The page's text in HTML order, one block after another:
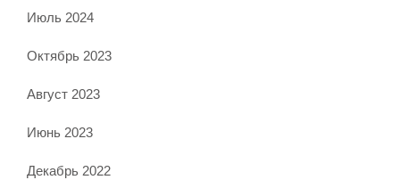
Июль 2024
Октябрь 2023
Август 2023
Июнь 2023
Декабрь 2022